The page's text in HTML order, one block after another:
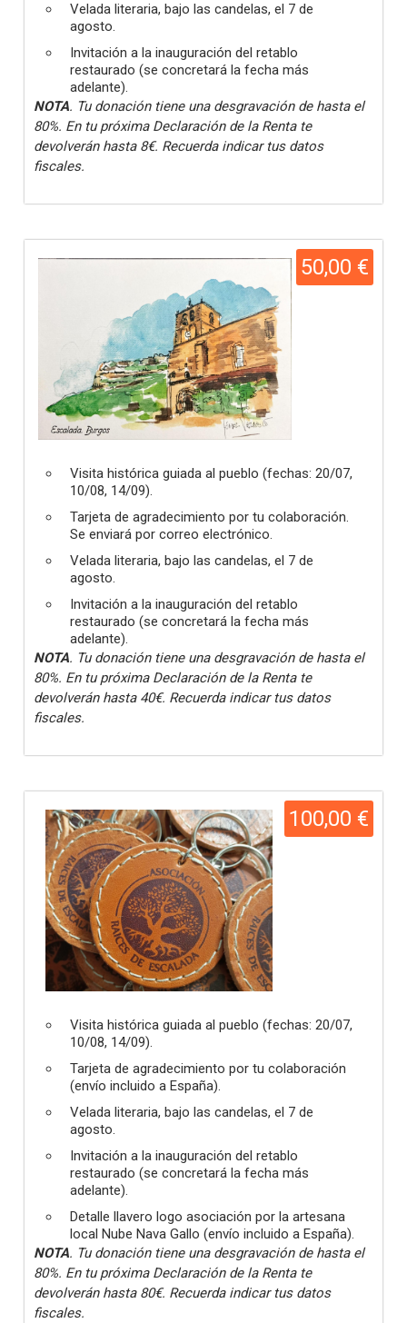
Velada literaria, bajo las candelas, el 7 de
agosto.
Invitación a la inauguración del retablo
restaurado (se concretará la fecha más
adelante).
NOTA. Tu donación tiene una desgravación de hasta el
80%. En tu próxima Declaración de la Renta te
devolverán hasta 8€. Recuerda indicar tus datos
fiscales.
50,00 €
Visita histórica guiada al pueblo (fechas: 20/07,
10/08, 14/09).
Tarjeta de agradecimiento por tu colaboración.
Se enviará por correo electrónico.
Velada literaria, bajo las candelas, el 7 de
agosto.
Invitación a la inauguración del retablo
restaurado (se concretará la fecha más
adelante).
NOTA. Tu donación tiene una desgravación de hasta el
80%. En tu próxima Declaración de la Renta te
devolverán hasta 40€. Recuerda indicar tus datos
fiscales.
100,00 €
Visita histórica guiada al pueblo (fechas: 20/07,
10/08, 14/09).
Tarjeta de agradecimiento por tu colaboración
(envío incluido a España).
Velada literaria, bajo las candelas, el 7 de
agosto.
Invitación a la inauguración del retablo
restaurado (se concretará la fecha más
adelante).
Detalle llavero logo asociación por la artesana
local Nube Nava Gallo (envío incluido a España).
NOTA. Tu donación tiene una desgravación de hasta el
80%. En tu próxima Declaración de la Renta te
devolverán hasta 80€. Recuerda indicar tus datos
fiscales.